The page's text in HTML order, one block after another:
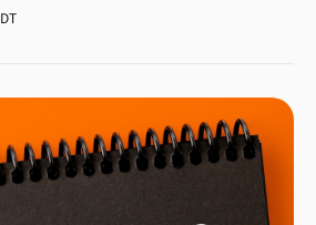
LLC)’는 테슬라를 비롯한 혁신 성장
주, 가치주 중심으로 안정적인 포트폴리오를